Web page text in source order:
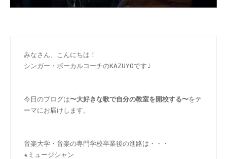
みなさん、こんにちは！
シンガー・ボーカルコーチのKAZUYOです♩
今日のブログは〜大好きな歌で自分の教室を開校する〜をテ
ーマにお届けします。
音楽大学・音楽の専門学校卒業後の進路は・・・
★ミュージシャン